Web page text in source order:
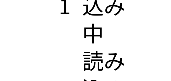
中
​読み